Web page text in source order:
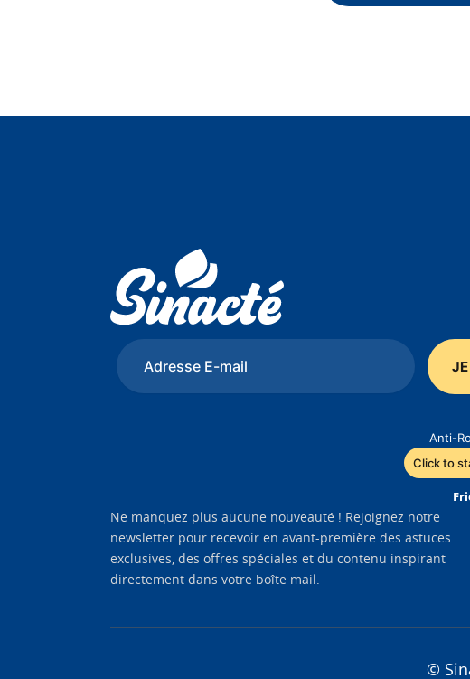
Anti-
Click to
Ne manquez plus aucune nouveauté ! Rejoignez notre
newsletter pour recevoir en avant-première des astuces
exclusives, des offres spéciales et du contenu inspirant
directement dans votre boîte mail.
©